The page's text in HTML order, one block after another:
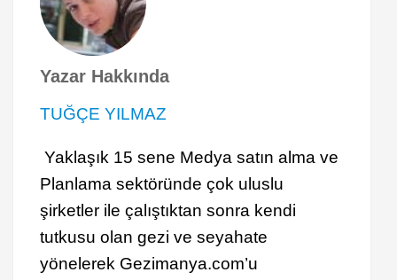
Yazar Hakkında
TUĞÇE YILMAZ
Yaklaşık 15 sene Medya satın alma ve
Planlama sektöründe çok uluslu
şirketler ile çalıştıktan sonra kendi
tutkusu olan gezi ve seyahate
yönelerek Gezimanya.com’u